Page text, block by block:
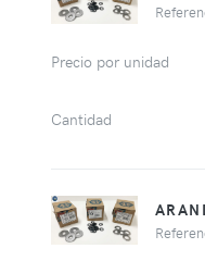
Precio por unidad
Cantidad